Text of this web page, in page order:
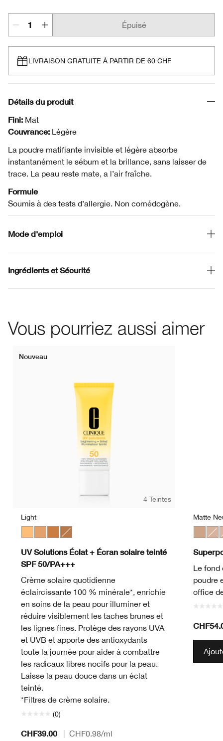
Épuisé
LIVRAISON GRATUITE À PARTIR DE 60 CHF
Détails du produit
Fini: Mat
Couvrance: Légère
La poudre matifiante invisible et légère absorbe
instantanément le sébum et la brillance, sans laisser de
trace. La peau reste mate, a l’air fraîche.
Formule
Soumis à des tests d’allergie. Non comédogène.
Mode d'emploi
Ingrédients et Sécurité
Vous pourriez aussi aimer
Nouveau
4 Teintes
Light
UV Solutions Éclat + Écran solaire teinté
SPF 50/PA+++
Crème solaire quotidienne
éclaircissante 100 % minérale*, enrichie
en soins de la peau pour illuminer et
réduire visiblement les taches brunes et
les lignes fines. Protège des rayons UVA
et UVB et apporte des antioxydants
toute la journée pour aider à combattre
les radicaux libres nocifs pour la peau.
Laisse la peau douce dans un éclat
teinté.
*Filtres de crème solaire.
(0)
CHF39.00 CHF0.98/ml
Matte
Le fond
poudre
office